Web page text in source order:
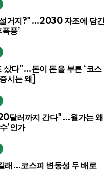
설거지?"…2030 자조에 담긴
풍’
샀다"…돈이 돈을 부른 ‘코스
시는 왜]
달러까지 간다"…월가는 왜
’인가
래…코스피 변동성 두 배로